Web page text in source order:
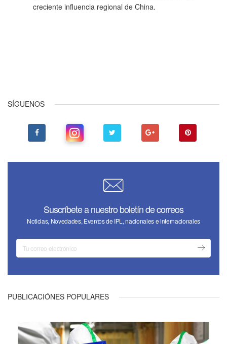
creciente influencia regional de China.
SÍGUENOS
Suscríbete a nuestro boletín de correos
Noticias, Novedades, Eventos de IPL, nacionales e internacionales
PUBLICACIÓNES POPULARES